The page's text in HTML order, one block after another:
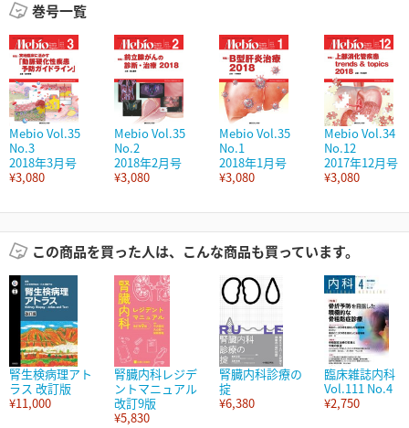
巻号一覧
Mebio Vol.35
No.3
2018年3月号
¥3,080
Mebio Vol.35
No.2
2018年2月号
¥3,080
Mebio Vol.35
No.1
2018年1月号
¥3,080
Mebio Vol.34
No.12
2017年12月号
¥3,080
この商品を買った人は、こんな商品も買っています。
腎生検病理アト
ラス 改訂版
¥11,000
腎臓内科レジデ
ントマニュアル
改訂9版
¥5,830
腎臓内科診療の
掟
¥6,380
臨床雑誌内科
Vol.111 No.4
¥2,750